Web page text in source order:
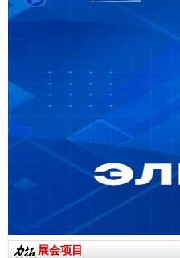
展会项目